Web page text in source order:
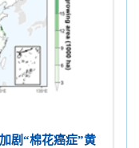
剧“棉花癌症”黄